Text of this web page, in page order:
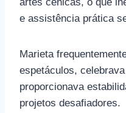
e assistência prática
Marieta
espetáculos,
proporcionava
projetos desafiadores.